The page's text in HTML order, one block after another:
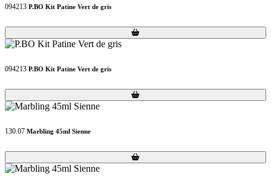
094213 P.BO Kit Patine Vert de gris
Loading...
Loading...
094213 P.BO Kit Patine Vert de gris
Loading...
Loading...
130.07 Marbling 45ml Sienne
Loading...
Loading...